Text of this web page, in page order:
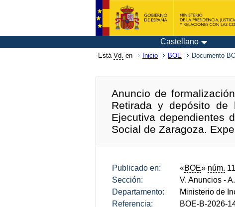
Castellano
Está Vd. en Inicio BOE Documento
Anuncio de
Retirada y depósito de
Ejecutiva dependientes
Social de Zaragoza.
Publicado en: «BOE» núm.
Sección:
V. Anuncios -
Departamento:
Ministerio de
Referencia:
BOE-B-2026-